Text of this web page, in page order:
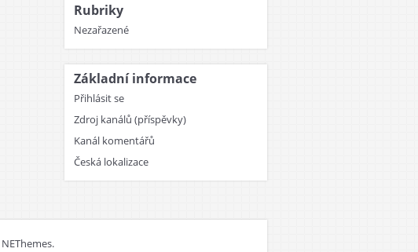
Rubriky
Nezařazené
Základní informace
Přihlásit se
Zdroj kanálů (příspěvky)
Kanál komentářů
Česká lokalizace
NEThemes.